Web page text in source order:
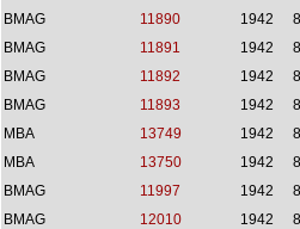
BMAG
11890 1942
BMAG
11891 1942
BMAG
11892 1942
BMAG
11893 1942
MBA
13749 1942
MBA
13750 1942
BMAG
11997 1942
BMAG
12010 1942